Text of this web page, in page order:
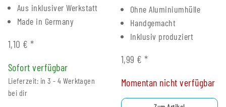
Aus inklusiver Werkstatt
Made in Germany
1,10 €*
Sofort verfügbar
Lieferzeit: in 3 - 4 Werktagen
bei dir
Ohne Aluminiumhülle
Handgemacht
Inklusiv produziert
1,99 €*
Momentan nicht verfügbar